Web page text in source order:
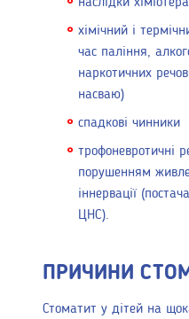
хімічний і
час паління,
наркотичних
насваю)
спадкові чинники
трофоневротичні
порушенням
іннервації
ЦНС).
ПРИЧИНИ
Стоматит у дітей на